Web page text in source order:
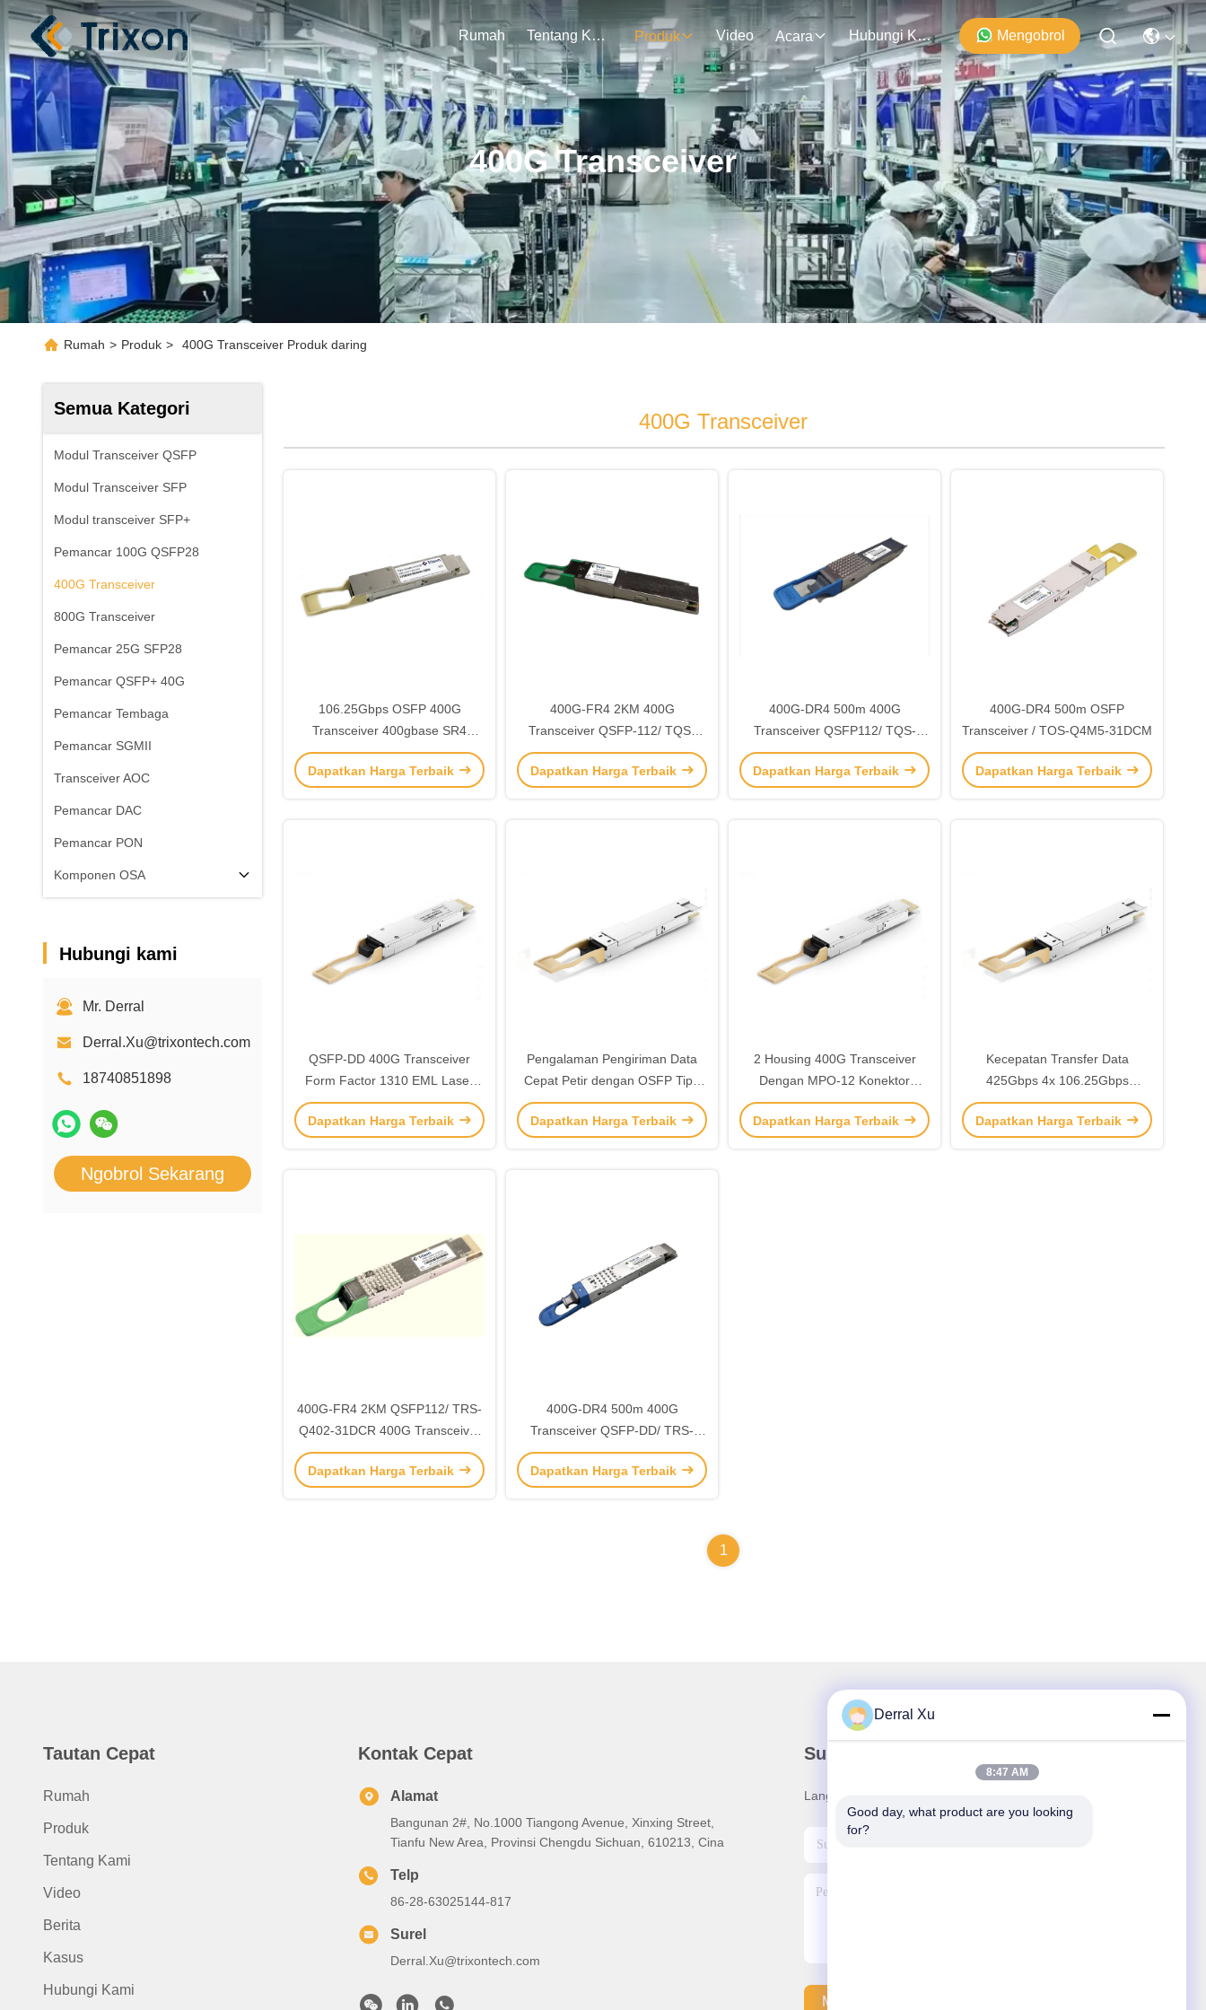
Rumah Tentang Kami Produk Video Acara Hubungi Kami Mengobrol
400G Transceiver
Rumah > Produk > 400G Transceiver Produk daring
Semua Kategori
Modul Transceiver QSFP
Modul Transceiver SFP
Modul transceiver SFP+
Pemancar 100G QSFP28
400G Transceiver
800G Transceiver
Pemancar 25G SFP28
Pemancar QSFP+ 40G
Pemancar Tembaga
Pemancar SGMII
Transceiver AOC
Pemancar DAC
Pemancar PON
Komponen OSA
Hubungi kami
Mr. Derral
Derral.Xu@trixontech.com
18740851898
Ngobrol Sekarang
400G Transceiver
106.25Gbps OSFP 400G
Transceiver 400gbase SR4
850nm VCSEL TOS-QGM1-
85DCR
Dapatkan Harga Terbaik
400G-FR4 2KM 400G
Transceiver QSFP-112/ TQS-
Q402-31DCR
Dapatkan Harga Terbaik
400G-DR4 500m 400G
Transceiver QSFP112/ TQS-
Q4M5-31DCM
Dapatkan Harga Terbaik
400G-DR4 500m OSFP
Transceiver / TOS-Q4M5-31DCM
Dapatkan Harga Terbaik
QSFP-DD 400G Transceiver
Form Factor 1310 EML Laser
dan Konsumsi Daya Maksimum
10W untuk Speed Networking
Dapatkan Harga Terbaik
Pengalaman Pengiriman Data
Cepat Petir dengan OSFP Tipe
form factor 400GBASE-DR4
Optical Interface
Dapatkan Harga Terbaik
2 Housing 400G Transceiver
Dengan MPO-12 Konektor
QSFP-DD Formulir Faktor untuk
400GBASE-DR4 Ethernet PAM4 /
Dapatkan Harga Terbaik
Kecepatan Transfer Data
425Gbps 4x 106.25Gbps
Transceiver 400G Kompatibel
Dengan QSFP-DD MSA HW Rev
Dapatkan Harga Terbaik
400G-FR4 2KM QSFP112/ TRS-
Q402-31DCR 400G Transceiver
untuk kebutuhan jaringan jarak
jauh 500M
Dapatkan Harga Terbaik
400G-DR4 500m 400G
Transceiver QSFP-DD/ TRS-
Q4M5-31DCM
Dapatkan Harga Terbaik
1
Tautan Cepat
Rumah
Produk
Tentang Kami
Video
Berita
Kasus
Hubungi Kami
Kontak Cepat
Alamat
Bangunan 2#, No.1000 Tiangong Avenue, Xinxing Street,
Tianfu New Area, Provinsi Chengdu Sichuan, 610213, Cina
Telp
86-28-63025144-817
Surel
Derral.Xu@trixontech.com
Surat Kabar Kami
Langganan buletin kami untuk diskon dan banyak lagi.
Mengirim Email
Derral Xu
8:47 AM
Good day, what product are you looking
for?